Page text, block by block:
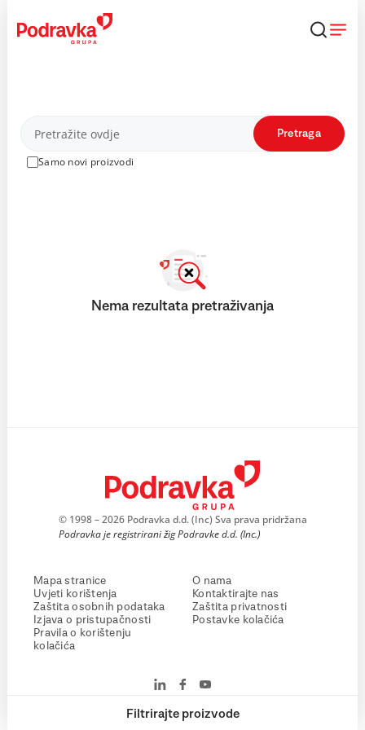
content
Proizvodi
Samo novi proizvodi
Pretraga
Filtrirajte proizvode
Nema rezultata pretraživanja
© 1998 – 2026 Podravka d.d. (Inc) Sva prava pridržana
Podravka je registrirani žig Podravke d.d. (Inc.)
Mapa stranice
Uvjeti korištenja
Zaštita osobnih podataka
Izjava o pristupačnosti
Pravila o korištenju
kolačića
O nama
Kontaktirajte nas
Zaštita privatnosti
Postavke kolačića